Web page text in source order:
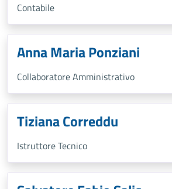
Contabile
Anna Maria Ponziani
Collaboratore Amministrativo
Tiziana Correddu
Istruttore Tecnico